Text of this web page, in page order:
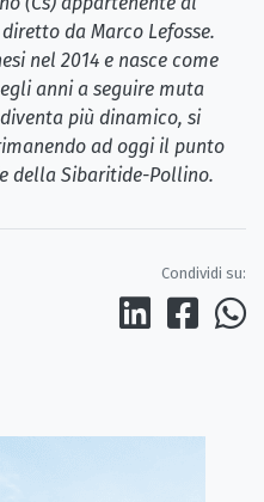
da Marco Lefosse.
nel 2014 e nasce come
anni a seguire muta
più dinamico, si
ad oggi il punto
della Sibaritide-Pollino.
Condividi su: